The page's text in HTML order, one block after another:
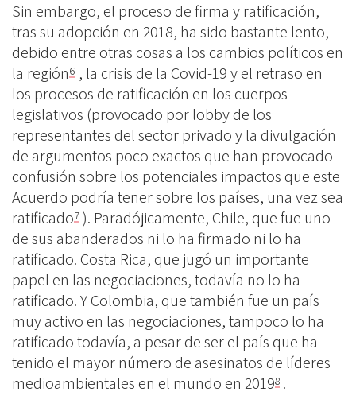
Sin embargo, el proceso de firma y ratificación,
tras su adopción en 2018, ha sido bastante lento,
debido entre otras cosas a los cambios políticos en
la región6 , la crisis de la Covid-19 y el retraso en
los procesos de ratificación en los cuerpos
legislativos (provocado por lobby de los
representantes del sector privado y la divulgación
de argumentos poco exactos que han provocado
confusión sobre los potenciales impactos que este
Acuerdo podría tener sobre los países, una vez sea
ratificado7 ). Paradójicamente, Chile, que fue uno
de sus abanderados ni lo ha firmado ni lo ha
ratificado. Costa Rica, que jugó un importante
papel en las negociaciones, todavía no lo ha
ratificado. Y Colombia, que también fue un país
muy activo en las negociaciones, tampoco lo ha
ratificado todavía, a pesar de ser el país que ha
tenido el mayor número de asesinatos de líderes
medioambientales en el mundo en 20198 .